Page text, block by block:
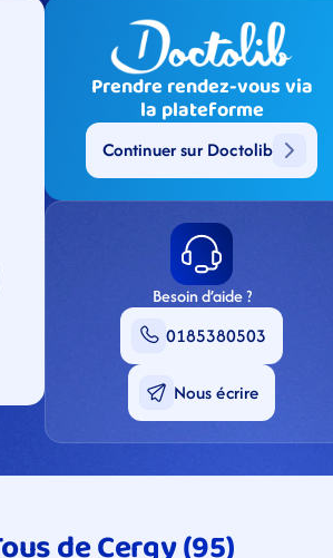
Prendre rendez-vous via
la plateforme
Continuer sur Doctolib
Besoin d’aide ?
0185380503
Nous écrire